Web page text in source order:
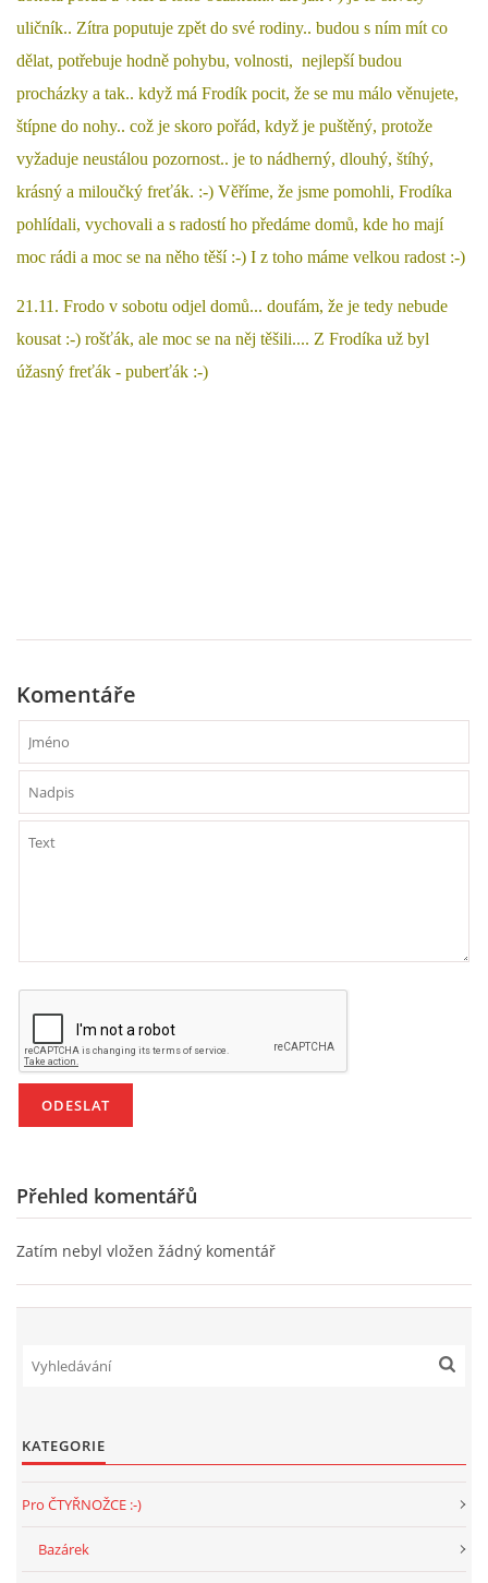
uličník.. Zítra poputuje zpět do své rodiny.. budou s ním mít co
dělat, potřebuje hodně pohybu, volnosti, nejlepší budou
procházky a tak.. když má Frodík pocit, že se mu málo věnujete,
štípne do nohy.. což je skoro pořád, když je puštěný, protože
vyžaduje neustálou pozornost.. je to nádherný, dlouhý, štíhý,
krásný a miloučký freťák. :-) Věříme, že jsme pomohli, Frodíka
pohlídali, vychovali a s radostí ho předáme domů, kde ho mají
moc rádi a moc se na něho těší :-) I z toho máme velkou radost :-)
21.11. Frodo v sobotu odjel domů... doufám, že je tedy nebude
kousat :-) rošťák, ale moc se na něj těšili.... Z Frodíka už byl
úžasný freťák - puberťák :-)
Komentáře
Přehled komentářů
Zatím nebyl vložen žádný komentář
KATEGORIE
Pro ČTYŘNOŽCE :-)
Bazárek